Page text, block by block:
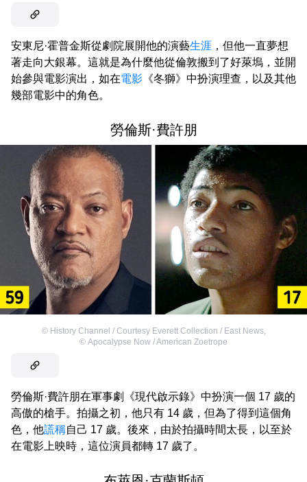
安東尼·霍普金斯從劇院展開他的演藝生涯 ，但他一直夢想
著走向大銀幕。這就是為什麼他從倫敦搬到了好萊塢，並開
始參與電影演出，如在電影 《冬獅》中扮演理查，以及其他
幾部電影中的角色。
勞倫斯·費許朋
© History Channel / Courtesy Everett Collection / East News,
© Apocalypse Now / American Zoetrope
勞倫斯·費許朋在軍事劇《現代啟示錄》中扮演一個 17 歲的
高傲的槍手。拍攝之初，他只有 14 歲，但為了得到這個角
色，他謊稱自己 17 歲。後來，由於拍攝時間太長，以至於
在電影上映時，這位演員都轉 17 歲了。